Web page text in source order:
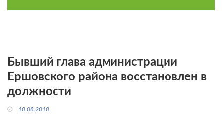
Бывший глава администрации
Ершовского района восстановлен в
должности
10.08.2010